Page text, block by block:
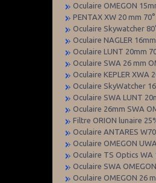
Oculaire OMEGON
PENTAX XW 20 mm
Oculaire Skywatcher
Oculaire NAGLER
Oculaire LUNT 20mm
Oculaire SWA 26 mm
Oculaire KEPLER XWA
Oculaire SkyWatcher
Oculaire SWA LUNT
Oculaire 26mm SWA
Filtre ORION lunaire
Oculaire ANTARES
Oculaire OMEGON
Oculaire TS Optics WA
Oculaire SWA
Oculaire OMEGON 26